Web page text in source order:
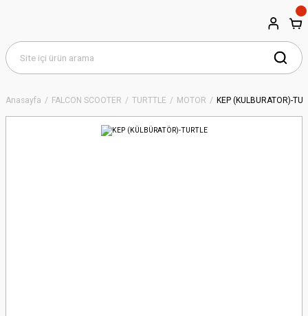
Anasayfa FALCON SCOOTER TURTTLE MOTOR KEP (KÜLBÜRATÖR)-